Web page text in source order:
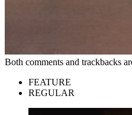
Both comments and trackbacks
FEATURE
REGULAR